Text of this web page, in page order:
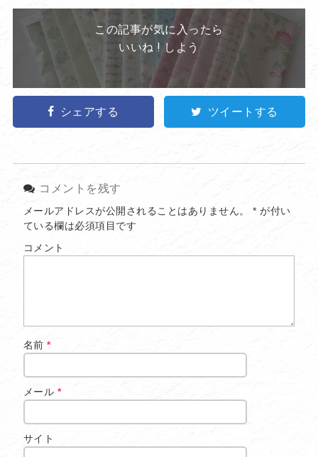
この記事が気に入ったら
いいね ! しよう
シェアする ツイートする
コメントを残す
メールアドレスが公開されることはありません。 * が付い
ている欄は必須項目です
コメント
名前*
メール *
サイト